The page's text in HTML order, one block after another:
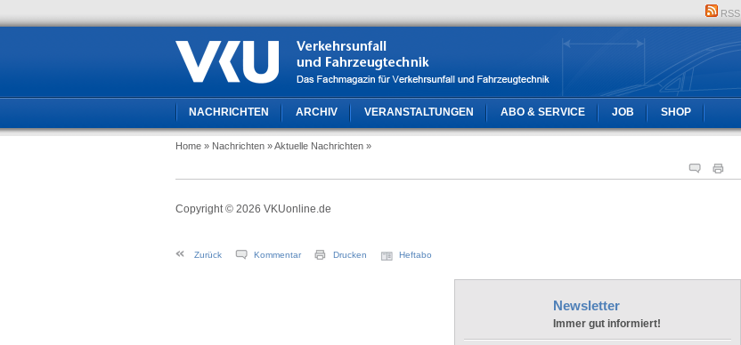
RSS
NACHRICHTEN ARCHIV VERANSTALTUNGEN ABO & SERVICE JOB SHOP
Home » Nachrichten » Aktuelle Nachrichten »
Copyright © 2026 VKUonline.de
Zurück Kommentar Drucken Heftabo
Newsletter
Immer gut informiert!